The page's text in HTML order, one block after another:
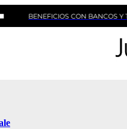
BENEFICIOS CON BANCOS Y TARJETAS